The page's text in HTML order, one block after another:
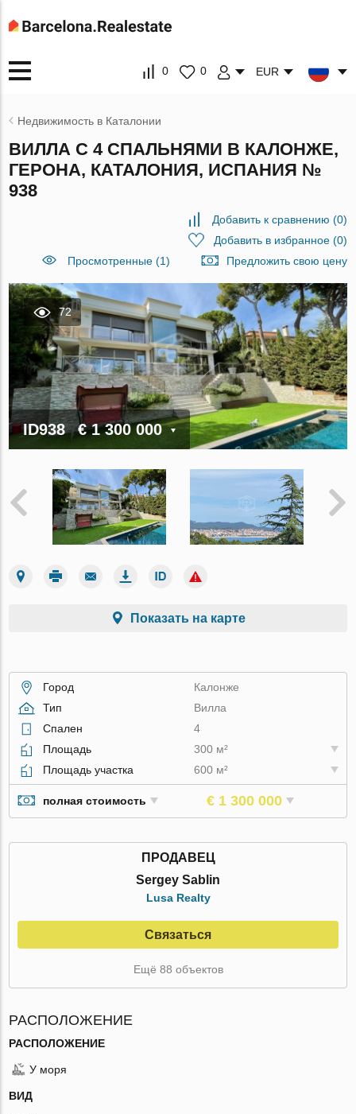
0 0 EUR
Недвижимость в Каталонии
ВИЛЛА С 4 СПАЛЬНЯМИ В КАЛОНЖЕ,
ГЕРОНА, КАТАЛОНИЯ, ИСПАНИЯ №
938
Добавить к сравнению (0)
Добавить в избранное(0)
Просмотренные (1)
Предложить свою цену
72
ID938 € 1 300 000
Показать на карте
Город
Калонже
Тип
Вилла
Спален
4
Площадь
300 м²
Площадь участка
600 м²
полная стоимость € 1 300 000
ПРОДАВЕЦ
Sergey Sablin
Lusa Realty
Связаться
Ещё 88 объектов
РАСПОЛОЖЕНИЕ
РАСПОЛОЖЕНИЕ
У моря
ВИД